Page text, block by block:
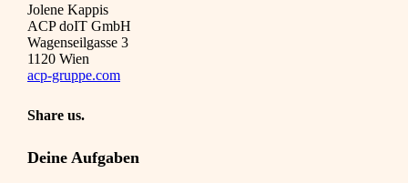
Jolene Kappis
ACP doIT GmbH
Wagenseilgasse 3
1120 Wien
acp-gruppe.com
Share us.
Deine Aufgaben